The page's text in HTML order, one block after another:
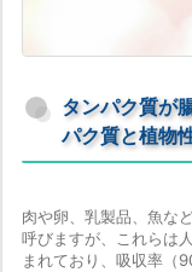
タンパク質が
パク質と植物
肉や卵、乳製品、魚な
呼びますが、これらは
まれており、吸収率（